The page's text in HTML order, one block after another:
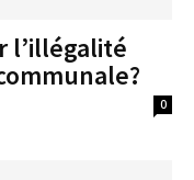
l’illégalité
0